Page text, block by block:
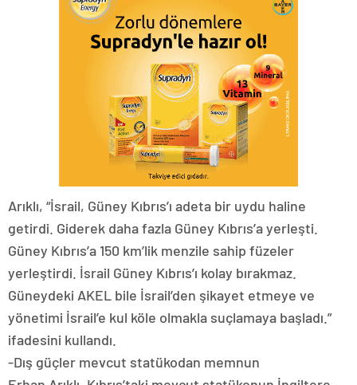
Arıklı, “İsrail, Güney Kıbrıs’ı adeta bir uydu haline
getirdi. Giderek daha fazla Güney Kıbrıs’a yerleşti.
Güney Kıbrıs’a 150 km’lik menzile sahip füzeler
yerleştirdi. İsrail Güney Kıbrıs’ı kolay bırakmaz.
Güneydeki AKEL bile İsrail’den şikayet etmeye ve
yönetimi İsrail’e kul köle olmakla suçlamaya başladı.”
ifadesini kullandı.
-Dış güçler mevcut statükodan memnun